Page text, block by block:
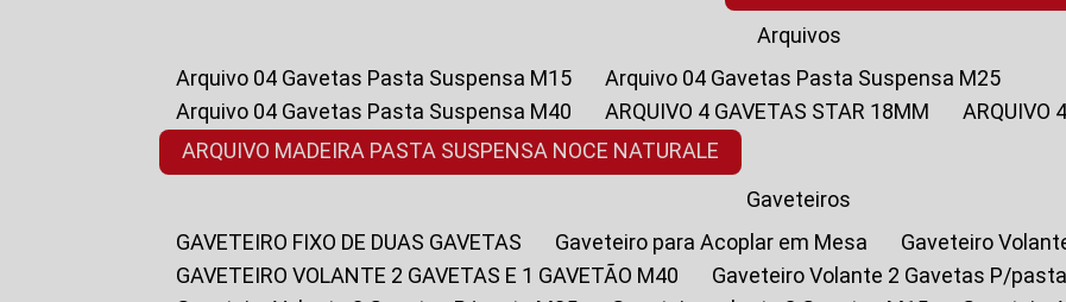
Arquivos
Arquivo 04 Gavetas Pasta Suspensa M15
Arquivo 04 Gavetas Pasta Suspensa M25
Arquivo 04 Gavetas Pasta Suspensa M40
ARQUIVO 4 GAVETAS STAR 18MM
ARQUIVO MADEIRA PASTA SUSPENSA NOCE NATURALE
Gaveteiros
GAVETEIRO FIXO DE DUAS GAVETAS
Gaveteiro para Acoplar em Mesa
Gaveteiro
GAVETEIRO VOLANTE 2 GAVETAS E 1 GAVETÃO M40
Gaveteiro Volante 2 Gavetas P/